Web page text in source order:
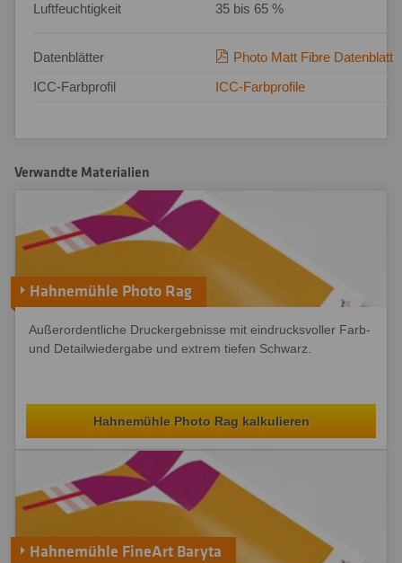
Luftfeuchtigkeit
35 bis 65 %
Datenblätter
Photo Matt Fibre Datenblatt
ICC-Farbprofil
ICC-Farbprofile
Verwandte Materialien
Hahnemühle Photo Rag
Außerordentliche Druckergebnisse mit eindrucksvoller Farb-
und Detailwiedergabe und extrem tiefen Schwarz.
Hahnemühle Photo Rag kalkulieren
Hahnemühle FineArt Baryta